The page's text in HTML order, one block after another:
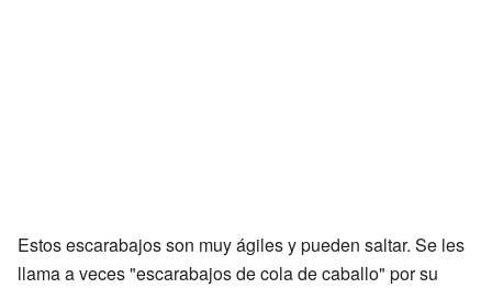
Estos escarabajos son muy ágiles y pueden saltar. Se les
llama a veces "escarabajos de cola de caballo" por su